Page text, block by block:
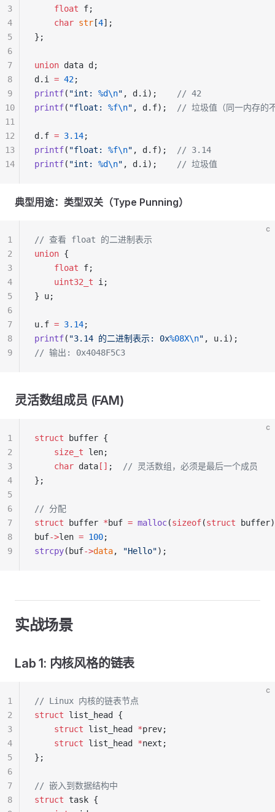
    float
f;
    char
str [4];
};
union data d;
d.i = 42;
printf( "int: %d\n" , d.i);
    // 42
printf( "float: %f\n" , d.f);
// 垃圾值（同一内存的
d.f = 3.14;
printf( "float: %f\n" , d.f);
  // 3.14
printf( "int: %d\n" , d.i);
    // 垃圾值
3
4
5
6
7
8
9
10
11
12
13
14
典型用途：类型双关（Type Punning）
c
// 查看 float 的二进制表示
union {
    float
f;
    uint32_t
i;
} u;
u.f = 3.14;
printf( "3.14 的二进制表示: 0x%08X\n" , u.i);
// 输出: 0x4048F5C3
1
2
3
4
5
6
7
8
9
灵活数组成员 (FAM)
c
struct buffer {
    size_t
len;
    char
data [] ;
  // 灵活数组，必须是最后一个成员
};
// 分配
struct buffer *buf = malloc(sizeof(struct
buf->len = 100;
strcpy(buf->data, "Hello");
1
2
3
4
5
6
7
8
9
实战场景
Lab 1: 内核风格的链表
c
// Linux 内核的链表节点
struct list_head {
    struct
list_head *prev;
    struct
list_head *next;
};
// 嵌入到数据结构中
struct task {
1
2
3
4
5
6
7
8